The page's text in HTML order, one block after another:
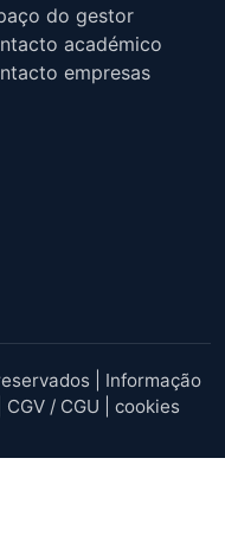
do gestor
académico
empresas
| Informação
CGV / CGU cookies